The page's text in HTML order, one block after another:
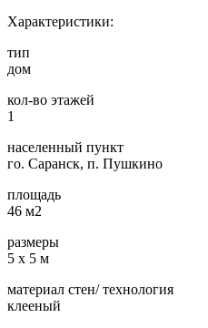
Характеристики:
тип
дом
кол-во этажей
1
населенный пункт
го. Саранск, п. Пушкино
площадь
46 м2
размеры
5 х 5 м
материал стен/ технология
клееный